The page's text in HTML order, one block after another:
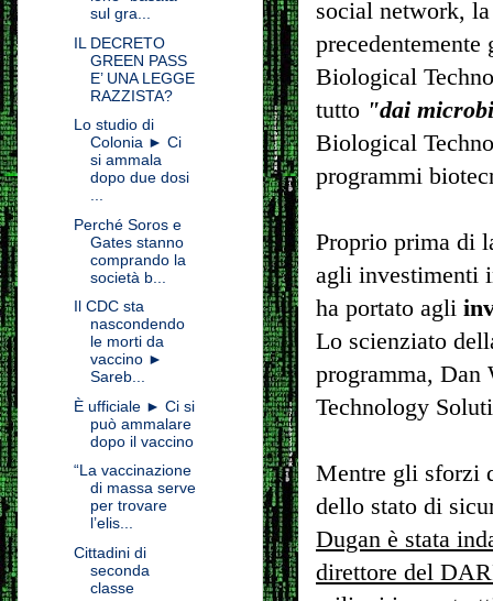
social network,
Biological
tutto "dai
Biological
programmi
Proprio prima di
agli investimenti
ha portato agli
Lo scienziato
programma, Dan
Technology
Mentre gli sforzi
dello stato di
Dugan è stata
direttore del
sul gra...
IL DECRETO
GREEN PASS
E’ UNA LEGGE
RAZZISTA?
Lo studio di
Colonia ► Ci
si ammala
dopo due dosi
...
Perché Soros e
Gates stanno
comprando la
società b...
Il CDC sta
nascondendo
le morti da
vaccino ►
Sareb...
È ufficiale ► Ci si
può ammalare
dopo il vaccino
“La vaccinazione
di massa serve
per trovare
l’elis...
Cittadini di
seconda
classe